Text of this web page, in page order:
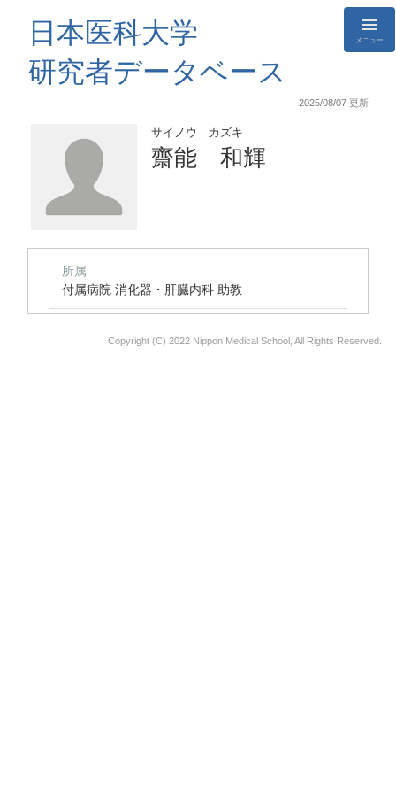
日本医科大学
研究者データベース
メニュー
2025/08/07 更新
サイノウ カズキ
齋能 和輝
所属
付属病院 消化器・肝臓内科 助教
Copyright (C) 2022 Nippon Medical School, All Rights Reserved.